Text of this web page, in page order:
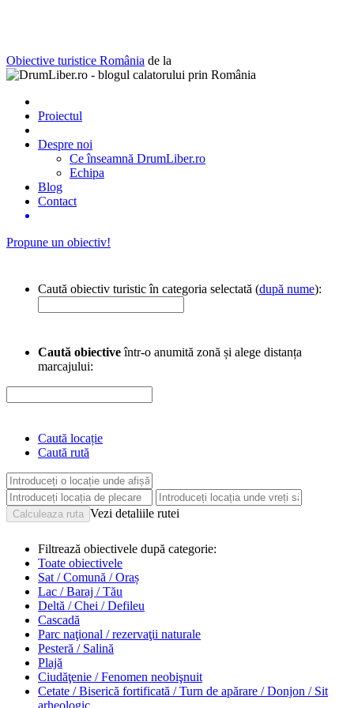
Obiective turistice România de la
Proiectul
Despre noi
Ce înseamnă DrumLiber.ro
Echipa
Blog
Contact
Propune un obiectiv!
Caută obiectiv turistic în categoria selectată (după nume):
Caută obiectiveîntr-o anumită zonă și alege distanța
marcajului:
Caută locație
Caută rută
Vezi detaliile rutei
Filtrează obiectivele după categorie:
Toate obiectivele
Sat / Comună / Oraș
Lac / Baraj / Tău
Deltă / Chei / Defileu
Cascadă
Parc naţional / rezervaţii naturale
Pesteră / Salină
Plajă
Ciudăţenie / Fenomen neobişnuit
Cetate / Biserică fortificată / Turn de apărare / Donjon / Sit
arheologic